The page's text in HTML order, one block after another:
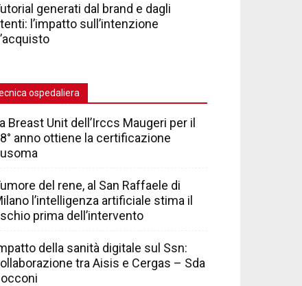
generati dal brand e dagli
l’impatto sull’intenzione
ospedaliera
Breast Unit dell’Irccs Maugeri per il
anno ottiene la certificazione
del rene, al San Raffaele di
l’intelligenza artificiale stima il
prima dell’intervento
della sanità digitale sul Ssn:
tra Aisis e Cergas – Sda